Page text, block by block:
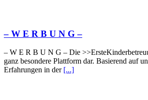
– W Ε R Β U Ν G –
– W Ε R Β U Ν G – Die
ganz besondere Plattform dar. Basierend auf
Erfahrungen in der [...]